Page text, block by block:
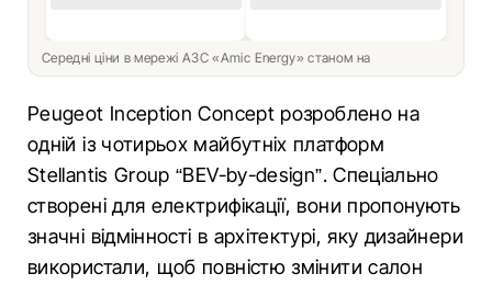
Середні ціни в мережі АЗС «Amic Energy» станом на
Peugeot Inception Concept розроблено на
одній із чотирьох майбутніх платформ
Stellantis Group “BEV-by-design”. Спеціально
створені для електрифікації, вони пропонують
значні відмінності в архітектурі, яку дизайнери
використали, щоб повністю змінити салон